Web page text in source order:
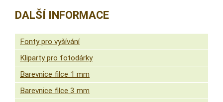
DALŠÍ INFORMACE
Fonty pro vyšívání
Kliparty pro fotodárky
Barevnice filce 1 mm
Barevnice filce 3 mm